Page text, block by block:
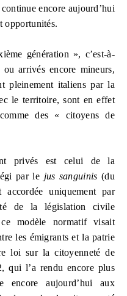
encore aujourd’hui
opportunités.
génération », c’est-à-
arrivés encore mineurs,
pleinement italiens par la
le territoire, sont en effet
des « citoyens de
privés est celui de la
par le jus sanguinis (du
uniquement par
de la législation civile
modèle normatif visait
les émigrants et la patrie
loi sur la citoyenneté de
qui l’a rendu encore plus
encore aujourd’hui aux